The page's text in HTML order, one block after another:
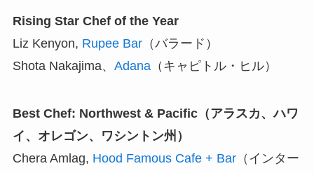
Rising Star Chef of the Year
Liz Kenyon, Rupee Bar（バラード）
Shota Nakajima、 Adana（キャピトル・ヒル）
Best Chef: Northwest & Pacific（アラスカ、ハワ
イ、オレゴン、ワシントン州）
Chera Amlag, Hood Famous Cafe + Bar（インター